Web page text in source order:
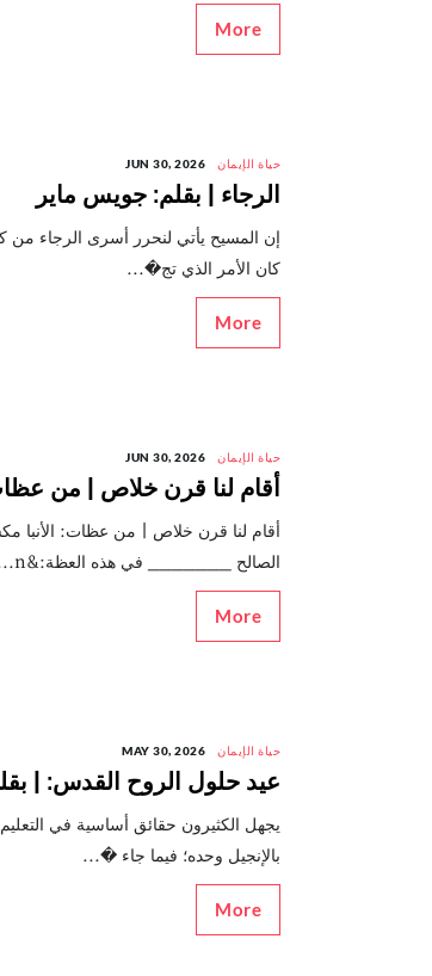
More
حياة الإيمان JUN 30, 2026
الرجاء | بقلم: جويس ماير
إن المسيح يأتي لنحرر أسرى الرجاء من
كان الأمر الذي تج�...
More
حياة الإيمان JUN 30, 2026
أقام لنا قرن خلاص | من
أقام لنا قرن خلاص | من عظات: الأنبا
الصالح _______ في هذه العظة:&n...
More
حياة الإيمان MAY 30, 2026
عيد حلول الروح القدس: |
يجهل الكثيرون حقائق أساسية في
بالإنجيل وحده؛ فيما جاء �...
More